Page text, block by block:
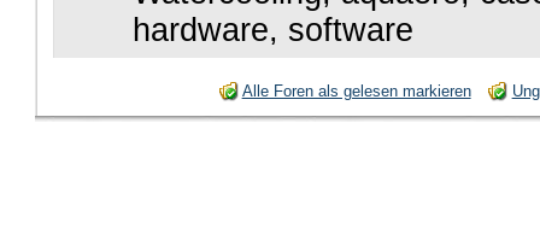
hardware, software
Alle Foren als gelesen markieren